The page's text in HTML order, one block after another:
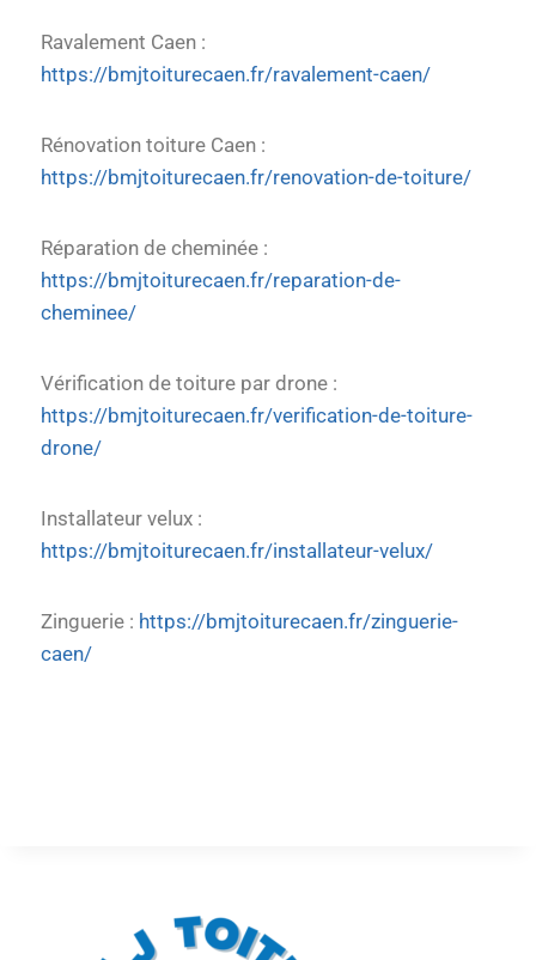
Ravalement Caen :
https://bmjtoiturecaen.fr/ravalement-caen/
Rénovation toiture Caen :
https://bmjtoiturecaen.fr/renovation-de-toiture/
Réparation de cheminée :
https://bmjtoiturecaen.fr/reparation-de-
cheminee/
Vérification de toiture par drone :
https://bmjtoiturecaen.fr/verification-de-toiture-
drone/
Installateur velux :
https://bmjtoiturecaen.fr/installateur-velux/
Zinguerie : https://bmjtoiturecaen.fr/zinguerie-
caen/